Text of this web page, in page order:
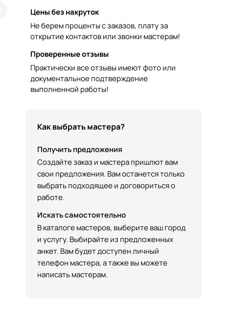
Цены без накруток
Не берем проценты с заказов, плату за
открытие контактов или звонки мастерам!
Проверенные отзывы
Практически все отзывы имеют фото или
документальное подтверждение
выполненной работы!
Как выбрать мастера?
Получить предложения
Создайте заказ и мастера пришлют вам
свои предложения. Вам останется только
выбрать подходящее и договориться о
работе.
Искать самостоятельно
В каталоге мастеров, выберите ваш город
и услугу. Выбирайте из предложенных
анкет. Вам будет доступен личный
телефон мастера, а также вы можете
написать мастерам.